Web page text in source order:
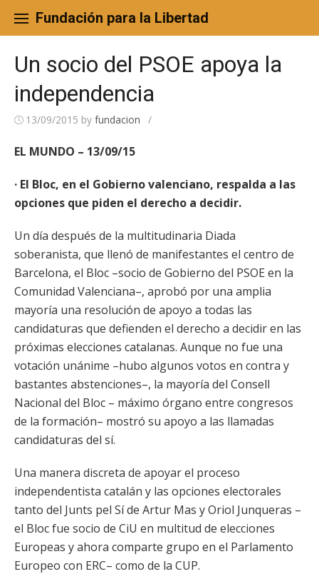
content
Fundación para la Libertad
Un socio del PSOE apoya la
independencia
13/09/2015 by fundacion /
EL MUNDO – 13/09/15
· El Bloc, en el Gobierno valenciano, respalda a las
opciones que piden el derecho a decidir.
Un día después de la multitudinaria Diada
soberanista, que llenó de manifestantes el centro de
Barcelona, el Bloc –socio de Gobierno del PSOE en la
Comunidad Valenciana–, aprobó por una amplia
mayoría una resolución de apoyo a todas las
candidaturas que defienden el derecho a decidir en las
próximas elecciones catalanas. Aunque no fue una
votación unánime –hubo algunos votos en contra y
bastantes abstenciones–, la mayoría del Consell
Nacional del Bloc – máximo órgano entre congresos
de la formación– mostró su apoyo a las llamadas
candidaturas del sí.
Una manera discreta de apoyar el proceso
independentista catalán y las opciones electorales
tanto del Junts pel Sí de Artur Mas y Oriol Junqueras –
el Bloc fue socio de CiU en multitud de elecciones
Europeas y ahora comparte grupo en el Parlamento
Europeo con ERC– como de la CUP.